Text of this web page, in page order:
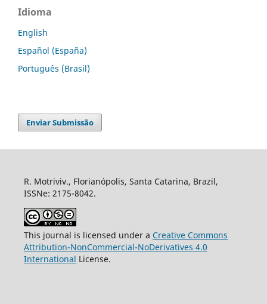
Idioma
English
Español (España)
Português (Brasil)
Enviar Submissão
R. Motriviv., Florianópolis, Santa Catarina, Brazil,
ISSNe: 2175-8042.
This journal is licensed under a Creative Commons
Attribution-NonCommercial-NoDerivatives 4.0
International License.